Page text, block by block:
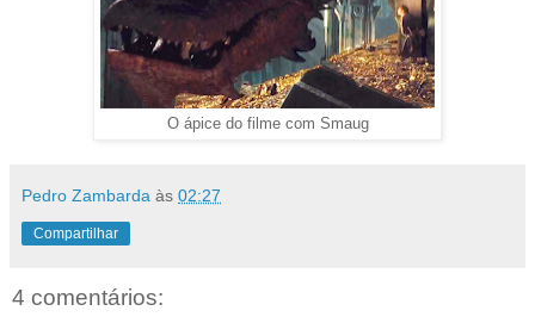
O ápice do filme com Smaug
Pedro Zambarda às 02:27
Compartilhar
4 comentários: